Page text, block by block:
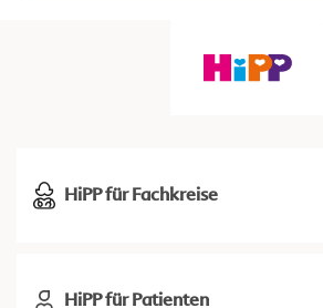
HiPP für Fachkreise
HiPP für Patienten